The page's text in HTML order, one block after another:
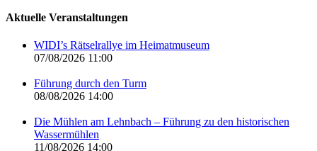
Aktuelle Veranstaltungen
WIDI’s Rätselrallye im Heimatmuseum
07/08/2026 11:00
Führung durch den Turm
08/08/2026 14:00
Die Mühlen am Lehnbach – Führung zu den historischen
Wassermühlen
11/08/2026 14:00